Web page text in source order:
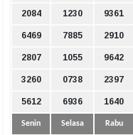
2084 1230 9361
6469 7885 2910
2807 1055 9642
3260 0738 2397
5612 6936 1640
Senin Selasa Rabu